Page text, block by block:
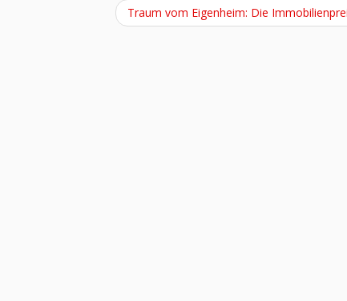
Traum vom Eigenheim: Die